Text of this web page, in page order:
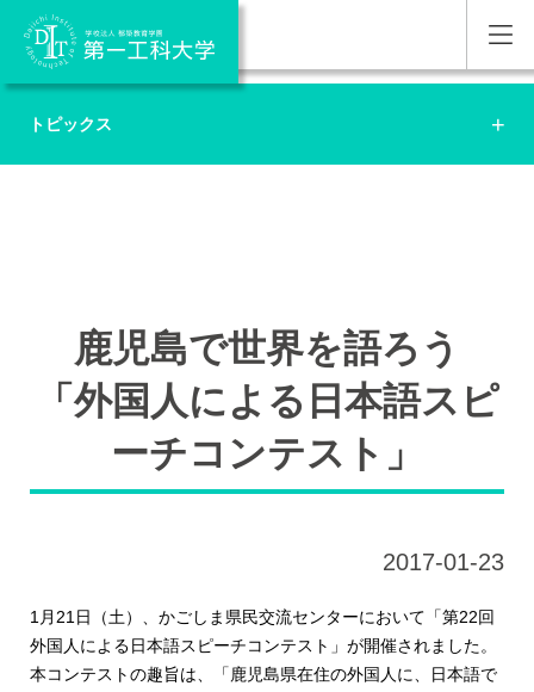
トピックス
鹿児島で世界を語ろう
「外国人による日本語スピ
ーチコンテスト」
2017-01-23
1月21日（土）、かごしま県民交流センターにおいて「第22回
外国人による日本語スピーチコンテスト」が開催されました。
本コンテストの趣旨は、「鹿児島県在住の外国人に、日本語で